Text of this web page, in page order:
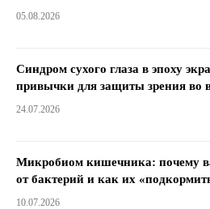
05.08.2026
Синдром сухого глаза в эпоху
привычки для защиты зрения во
24.07.2026
Микробиом кишечника: почему
от бактерий и как их
10.07.2026